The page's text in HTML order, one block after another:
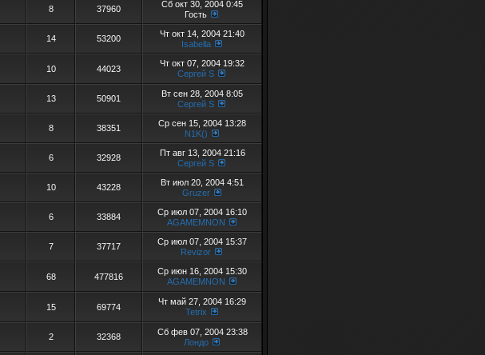
8 37960
Сб окт 30, 2004 0:45
Гость
14 53200
Чт окт 14, 2004 21:40
Isabella
10 44023
Чт окт 07, 2004 19:32
Сергей S
13 50901
Вт сен 28, 2004 8:05
Сергей S
8 38351
Ср сен 15, 2004 13:28
N1K()
6 32928
Пт авг 13, 2004 21:16
Сергей S
10 43228
Вт июл 20, 2004 4:51
Gruzer
6 33884
Ср июл 07, 2004 16:10
AGAMEMNON
7 37717
Ср июл 07, 2004 15:37
Revizor
68 477816
Ср июн 16, 2004 15:30
AGAMEMNON
15 69774
Чт май 27, 2004 16:29
Tetrix
2 32368
Сб фев 07, 2004 23:38
Лондо